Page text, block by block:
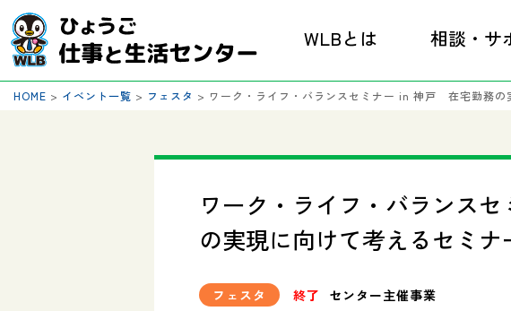
WLBとは 相談・サ
HOME > イベント一覧 > フェスタ > ワーク・ライフ・バランスセミナー in 神戸 在宅勤務の
ワーク・ライフ・バランス
の実現に向けて考えるセミナ
フェスタ 終了 センター主催事業